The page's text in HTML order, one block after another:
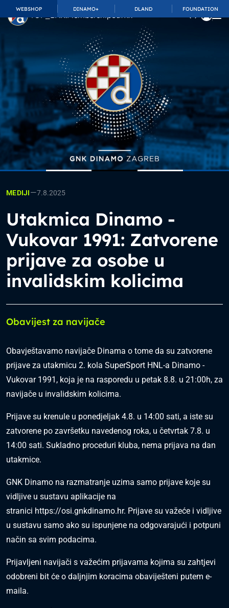
WEBSHOP DINAMO+ DLAND FOUNDATION
TOP_BAR.MembershipSuffix
MEDIJI—7.8.2025
Utakmica Dinamo -
Vukovar 1991: Zatvorene
prijave za osobe u
invalidskim kolicima
Obavijest za navijače
Obavještavamo navijače Dinama o tome da su zatvorene
prijave za utakmicu 2. kola SuperSport HNL-a Dinamo -
Vukovar 1991, koja je na rasporedu u petak 8.8. u 21:00h, za
navijače u invalidskim kolicima.
Prijave su krenule u ponedjeljak 4.8. u 14:00 sati, a iste su
zatvorene po završetku navedenog roka, u četvrtak 7.8. u
14:00 sati. Sukladno proceduri kluba, nema prijava na dan
utakmice.
GNK Dinamo na razmatranje uzima samo prijave koje su
vidljive u sustavu aplikacije na
stranici https://osi.gnkdinamo.hr. Prijave su važeće i vidljive
u sustavu samo ako su ispunjene na odgovarajući i potpuni
način sa svim podacima.
Prijavljeni navijači s važećim prijavama kojima su zahtjevi
odobreni bit će o daljnjim koracima obaviješteni putem e-
maila.